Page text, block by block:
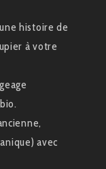
histoire de
à votre
avec